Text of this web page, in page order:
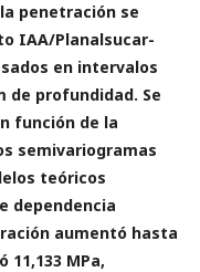
penetración se
IAA/Planalsucar-
en intervalos
de profundidad. Se
función de la
semivariogramas
teóricos
dependencia
aumentó hasta
11,133 MPa,